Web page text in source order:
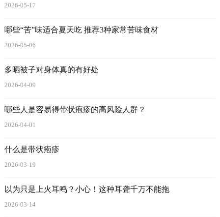
2026-05-17
哪些“苦”味适合夏天吃 推荐3种家常苦味食材
2026-05-06
多晒被子对身体真的有好处
2026-04-09
哪些人是容易得带状疱疹的高风险人群？
2026-04-01
什么是带状疱疹
2026-03-19
以为只是上火耳鸣？小心！这种耳聋千万不能拖
2026-03-14